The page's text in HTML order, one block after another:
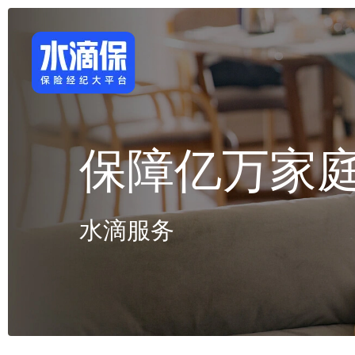
保障亿万家
水滴服务